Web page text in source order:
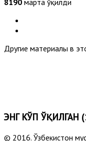
Другие материалы в
ЭНГ КЎП ЎҚИЛГАН
© 2016. Ўзбекистон